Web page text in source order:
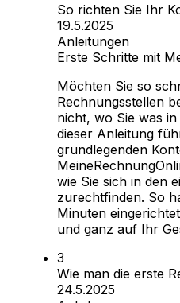
So richten Sie Ihr
19.5.2025
Anleitungen
Erste Schritte mit
Möchten Sie so
Rechnungsstellen
nicht, wo Sie was
dieser Anleitung
grundlegenden
wie Sie sich in den
zurechtfinden. So
Minuten
und ganz auf Ihr
Wie man die erste
24.5.2025